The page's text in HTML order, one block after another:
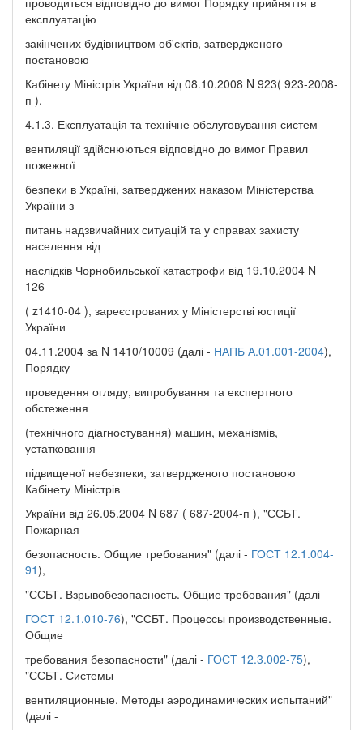
експлуатацію
закінчених будівництвом об'єктів, затвердженого
постановою
Кабінету Міністрів України від 08.10.2008 N 923( 923-2008-
п ).
4.1.3. Експлуатація та технічне обслуговування систем
вентиляції здійснюються відповідно до вимог Правил
пожежної
безпеки в Україні, затверджених наказом Міністерства
України з
питань надзвичайних ситуацій та у справах захисту
населення від
наслідків Чорнобильської катастрофи від 19.10.2004 N
126
( z1410-04 ), зареєстрованих у Міністерстві юстиції
України
04.11.2004 за N 1410/10009 (далі - НАПБ А.01.001-2004),
Порядку
проведення огляду, випробування та експертного
обстеження
(технічного діагностування) машин, механізмів,
устатковання
підвищеної небезпеки, затвердженого постановою
Кабінету Міністрів
України від 26.05.2004 N 687 ( 687-2004-п ), "ССБТ.
Пожарная
безопасность. Общие требования" (далі - ГОСТ 12.1.004-
91),
"ССБТ. Взрывобезопасность. Общие требования" (далі -
ГОСТ 12.1.010-76), "ССБТ. Процессы производственные.
Общие
требования безопасности" (далі - ГОСТ 12.3.002-75),
"ССБТ. Системы
вентиляционные. Методы аэродинамических испытаний"
(далі -